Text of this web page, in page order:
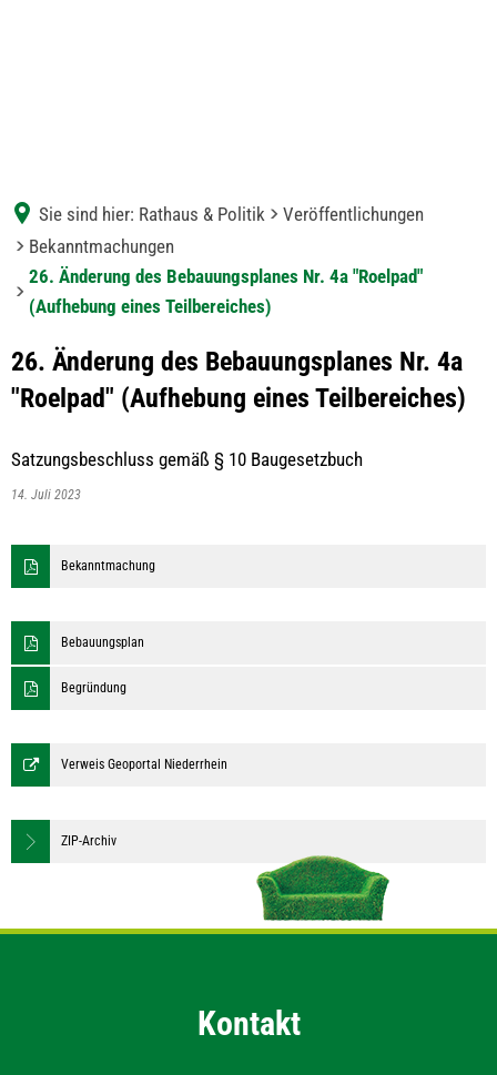
Sie sind hier: Rathaus & Politik
Veröffentlichungen
Bekanntmachungen
26. Änderung des Bebauungsplanes Nr. 4a "Roelpad"
(Aufhebung eines Teilbereiches)
26. Änderung des Bebauungsplanes Nr. 4a
"Roelpad" (Aufhebung eines Teilbereiches)
Satzungsbeschluss gemäß § 10 Baugesetzbuch
14. Juli 2023
Bekanntmachung
Bebauungsplan
Begründung
Verweis Geoportal Niederrhein
ZIP-Archiv
Kontakt